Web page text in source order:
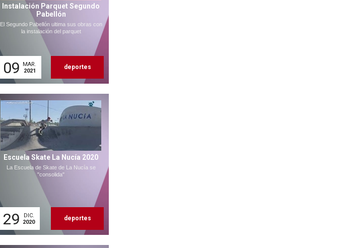
Instalación Parquet Segundo
Pabellón
El Segundo Pabellón ultima sus obras con
la instalación del parquet
09
MAR.
2021
deportes
Escuela Skate La Nucía 2020
La Escuela de Skate de La Nucía se
"consolida"
29
DIC.
2020
deportes